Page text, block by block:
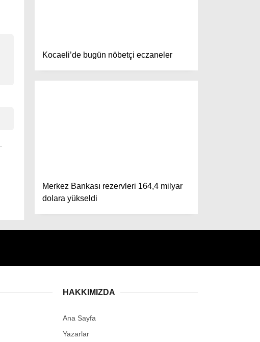
Kocaeli’de bugün nöbetçi eczaneler
Merkez Bankası rezervleri 164,4 milyar
dolara yükseldi
HAKKIMIZDA
Ana Sayfa
Yazarlar